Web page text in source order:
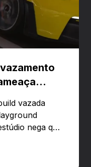
vazada
nega que
versões não